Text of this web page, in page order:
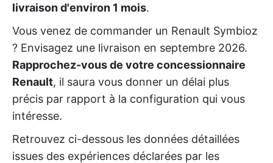
livraison d'environ 1 mois.
Vous venez de commander un Renault Symbioz
? Envisagez une livraison en septembre 2026.
Rapprochez-vous de votre concessionnaire
Renault, il saura vous donner un délai plus
précis par rapport à la configuration qui vous
intéresse.
Retrouvez ci-dessous les données détaillées
issues des expériences déclarées par les